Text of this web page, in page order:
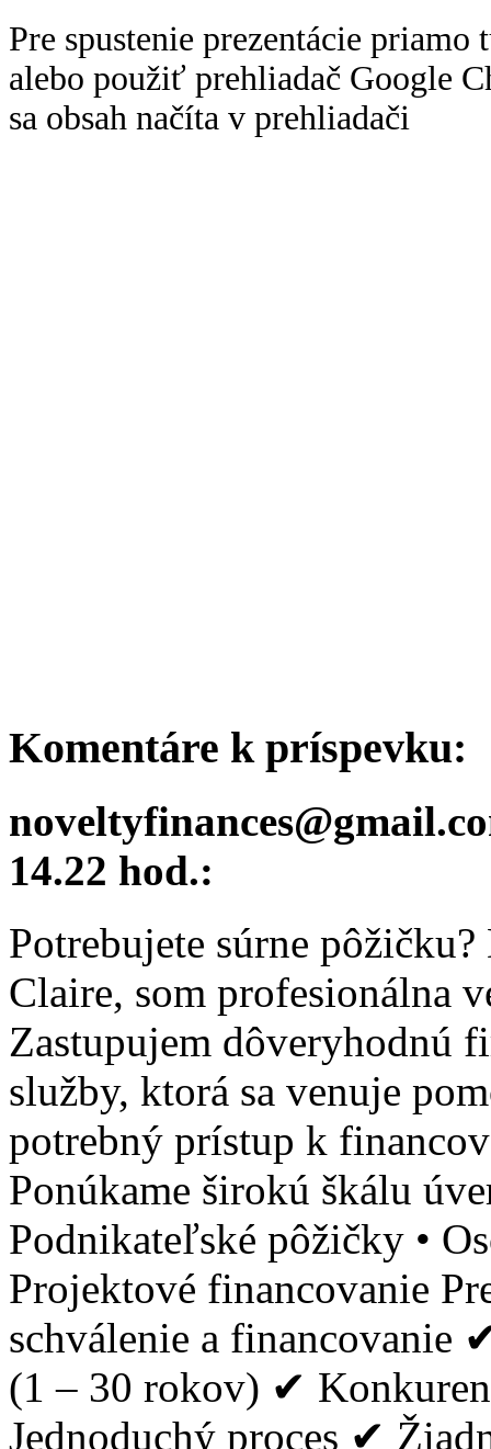
Pre spustenie prezentácie
alebo použiť prehliadač Google
sa obsah načíta v prehliadači
Komentáre k príspevku:
14.22 hod.:
Potrebujete súrne
Claire, som profesionálna
Zastupujem dôveryhodnú
služby, ktorá sa venuje
potrebný prístup k
Ponúkame širokú škálu
Podnikateľské pôžičky •
Projektové financovanie
schválenie a financovanie
(1 – 30 rokov) ✔
Jednoduchý proces ✔